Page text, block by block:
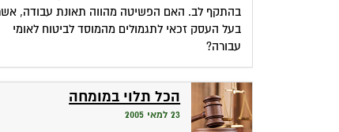
בהתקף לב. האם הפשיטה מהווה תאונת עבודה,
בעל העסק זכאי לתגמולים מהמוסד לביטוח לאומי
עבורה?
הכל תלוי במומחה
23 למאי 2005